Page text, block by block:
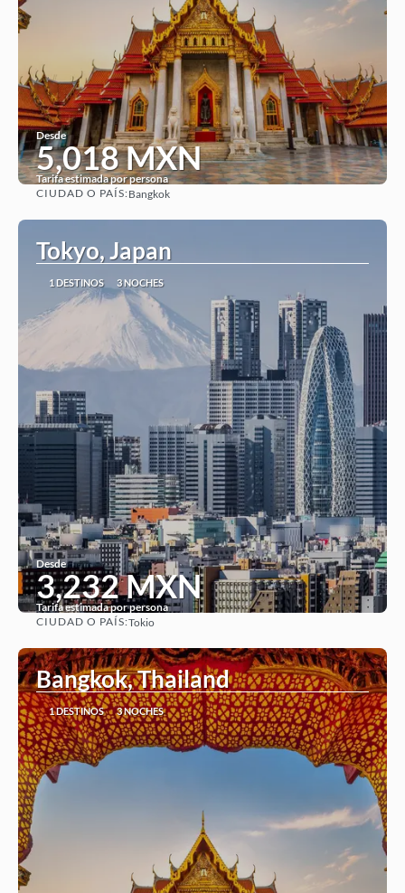
Desde
5,018 MXN
Tarifa estimada por persona
CIUDAD O PAÍS:Bangkok
Tokyo, Japan
1 DESTINOS 3 NOCHES
Desde
3,232 MXN
Tarifa estimada por persona
CIUDAD O PAÍS:Tokio
Bangkok, Thailand
1 DESTINOS 3 NOCHES